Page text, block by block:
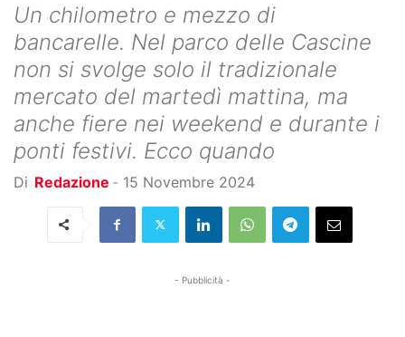
Un chilometro e mezzo di
bancarelle. Nel parco delle Cascine
non si svolge solo il tradizionale
mercato del martedì mattina, ma
anche fiere nei weekend e durante i
ponti festivi. Ecco quando
Di Redazione - 15 Novembre 2024
- Pubblicità -